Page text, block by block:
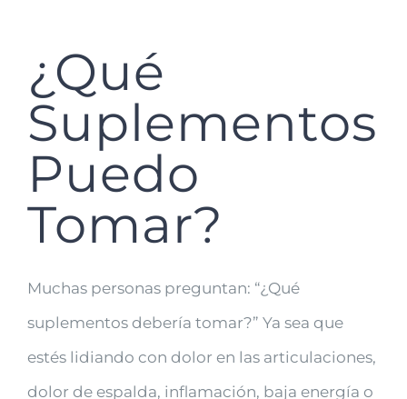
¿Qué
Suplementos
Puedo
Tomar?
Muchas personas preguntan: “¿Qué
suplementos debería tomar?” Ya sea que
estés lidiando con dolor en las articulaciones,
dolor de espalda, inflamación, baja energía o